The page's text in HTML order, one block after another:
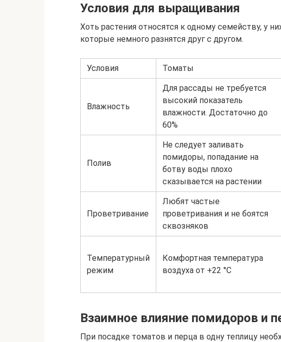
Условия для выращивания
Хоть растения относятся к одному семейству, у
которые немного разнятся друг с другом.
Условия Томаты
Влажность
Для рассады не требуется
высокий показатель
влажности. Достаточно до
60%
Полив
Не следует заливать
помидоры, попадание на
ботву воды плохо
сказывается на растении
Проветривание
Любят частые
проветривания и не боятся
сквозняков
Температурный
режим
Комфортная температура
воздуха от +22 °С
Взаимное влияние помидоров и
При посадке томатов и перца в одну теплицу